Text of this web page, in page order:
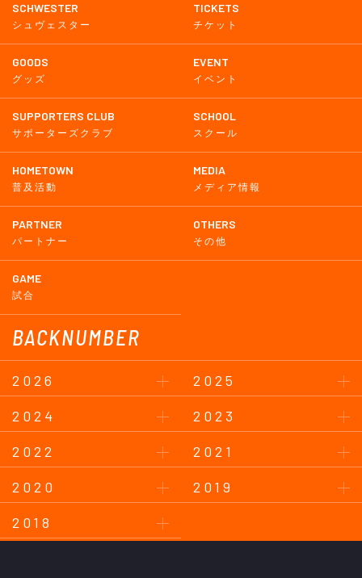
SCHWESTER
シュヴェスター
TICKETS
チケット
GOODS
グッズ
EVENT
イベント
SUPPORTERS CLUB
サポーターズクラブ
SCHOOL
スクール
HOMETOWN
普及活動
MEDIA
メディア情報
PARTNER
パートナー
OTHERS
その他
GAME
試合
BACKNUMBER
2026
2025
2024
2023
2022
2021
2020
2019
2018